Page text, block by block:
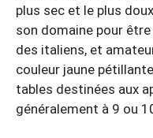
plus sec et le plus
son domaine pour
des italiens, et
couleur jaune
tables destinées aux
généralement à 9 ou